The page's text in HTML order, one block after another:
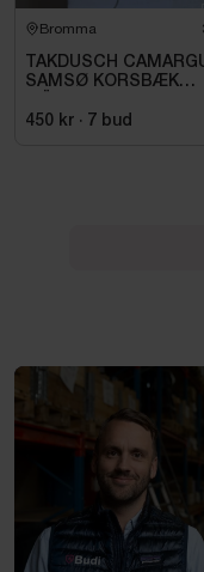
Bromma
TAKDUSCH
SAMSØ KORSBÆK
450 kr · 7 bud